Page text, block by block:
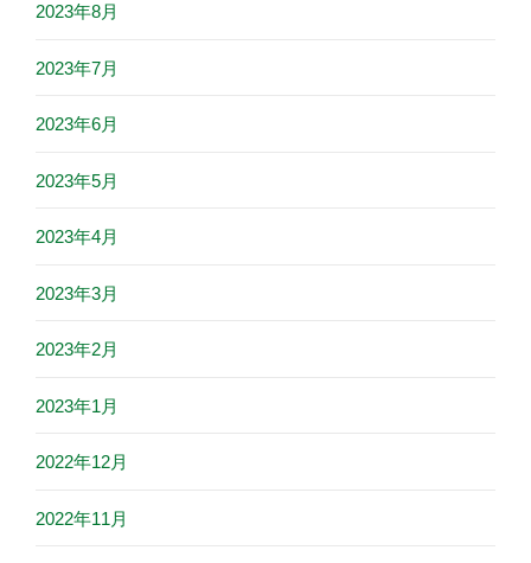
2023年8月
2023年7月
2023年6月
2023年5月
2023年4月
2023年3月
2023年2月
2023年1月
2022年12月
2022年11月